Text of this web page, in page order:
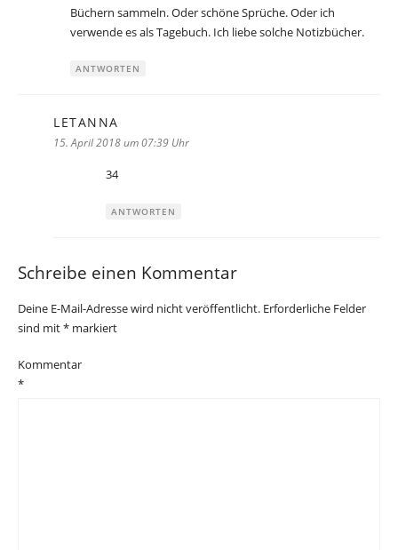
Büchern sammeln. Oder schöne Sprüche. Oder ich
verwende es als Tagebuch. Ich liebe solche Notizbücher.
ANTWORTEN
LETANNA
15. April 2018 um 07:39 Uhr
34
ANTWORTEN
Schreibe einen Kommentar
Deine E-Mail-Adresse wird nicht veröffentlicht. Erforderliche Felder
sind mit* markiert
Kommentar
*